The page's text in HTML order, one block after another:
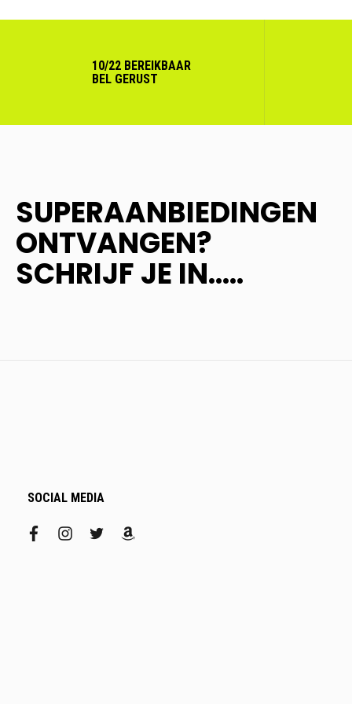
10/22 BEREIKBAAR
BEL GERUST
SUPERAANBIEDINGEN
ONTVANGEN?
SCHRIJF JE IN.....
SOCIAL MEDIA
facebookinstagram
twitteramazon